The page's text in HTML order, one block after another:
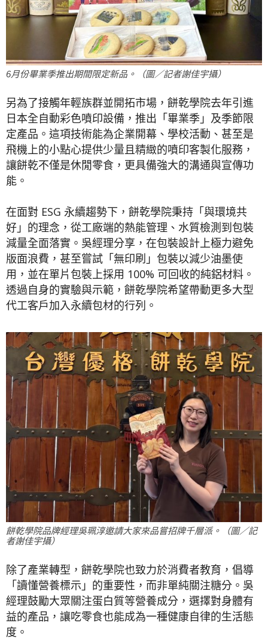
6月份畢業季推出期間限定新品。（圖／記者謝佳宇攝）
另為了接觸年輕族群並開拓市場，餅乾學院去年引進
日本全自動彩色噴印設備，推出「畢業季」及季節限
定產品。這項技術能為企業開幕、學校活動、甚至是
飛機上的小點心提供少量且精緻的噴印客製化服務，
讓餅乾不僅是休閒零食，更具備強大的溝通與宣傳功
能。
在面對 ESG 永續趨勢下，餅乾學院秉持「與環境共
好」的理念，從工廠端的熱能管理、水質檢測到包裝
減量全面落實。吳經理分享，在包裝設計上極力避免
版面浪費，甚至嘗試「無印刷」包裝以減少油墨使
用，並在單片包裝上採用 100% 可回收的純鋁材料。
透過自身的實驗與示範，餅乾學院希望帶動更多大型
代工客戶加入永續包材的行列。
餅乾學院品牌經理吳珮淳邀請大家來品嘗招牌千層派。（圖／記
者謝佳宇攝）
除了產業轉型，餅乾學院也致力於消費者教育，倡導
「讀懂營養標示」的重要性，而非單純關注糖分。吳
經理鼓勵大眾關注蛋白質等營養成分，選擇對身體有
益的產品，讓吃零食也能成為一種健康自律的生活態
度。